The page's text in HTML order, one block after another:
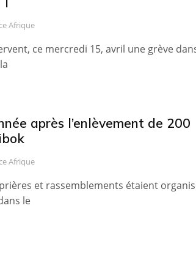
Afrique
ce mercredi 15, avril une grève
après l’enlèvement de 200
Afrique
et rassemblements étaient
le